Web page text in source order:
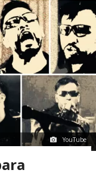
YouTube